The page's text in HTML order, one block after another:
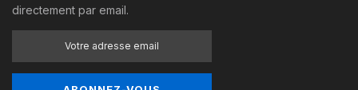
directement par email.